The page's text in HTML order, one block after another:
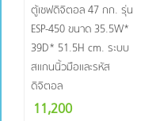
ตู้เซฟดิจิตอล 47 กก. รุ่น
ESP-450 ขนาด 35.5W*
39D* 51.5H cm. ระบบ
สแกนนิ้วมือและรหัส
ดิจิตอล
11,200